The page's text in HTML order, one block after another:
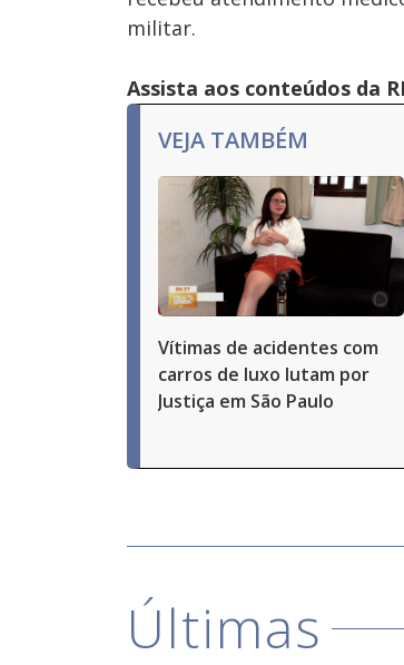
militar.
Assista aos conteúdos da
VEJA TAMBÉM
Vítimas de acidentes com
carros de luxo lutam por
Justiça em São Paulo
Últimas